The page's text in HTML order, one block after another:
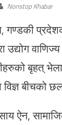
Nonstop Khabar
उद्योग
बृहत्
विज्ञ
ऐन,